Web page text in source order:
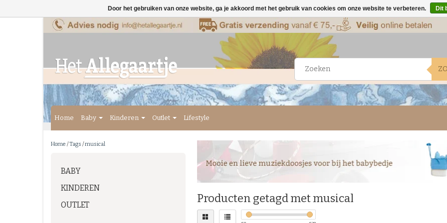
Home Baby Kinderen Outlet Lifestyle
Home /Tags /musical
BABY
KINDEREN
OUTLET
Producten getagd met musical
Door het gebruiken van onze website, ga je akkoord met het gebruik van cookies om onze website te verbeteren. Dit